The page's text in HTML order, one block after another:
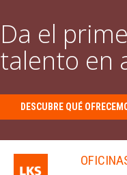
Da el
talento en
DESCUBRE QUÉ